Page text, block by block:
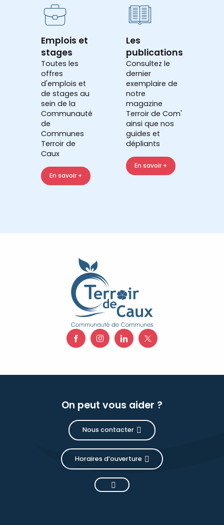
Emplois et
stages
Toutes les
offres
d'emplois et
de stages au
sein de la
Communauté
de
Communes
Terroir de
Caux
En savoir +
Les
publications
Consultez le
dernier
exemplaire de
notre
magazine
Terroir de Com'
ainsi que nos
guides et
dépliants
En savoir +
On peut vous aider ?
Nous contacter
Horaires d’ouverture